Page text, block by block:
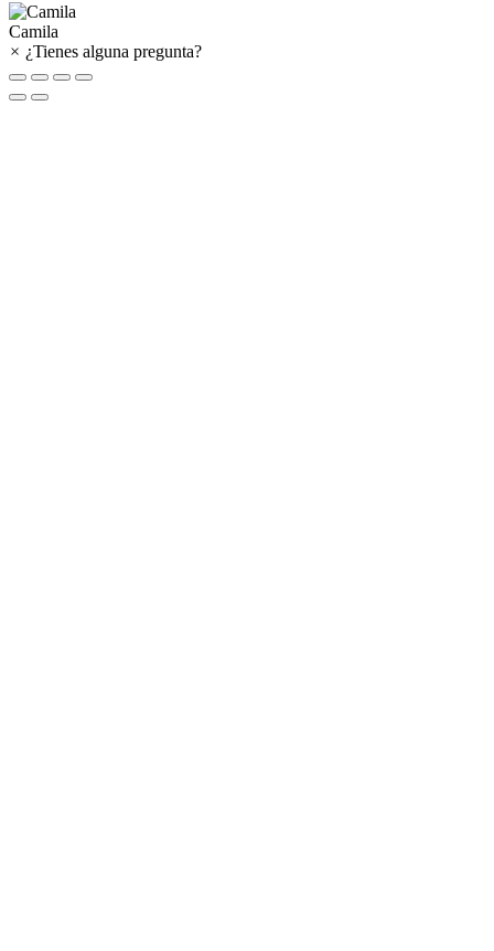
Camila
× ¿Tienes alguna pregunta?